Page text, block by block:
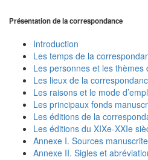
Présentation de la correspondance
Introduction
Les temps de la
Les personnes et les
Les lieux de la
Les raisons et le mode
Les principaux fonds
Les éditions de la
Les éditions du XIXe-XXIe
Annexe I. Sources
Annexe II. Sigles et